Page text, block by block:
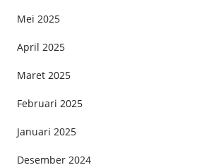
Mei 2025
April 2025
Maret 2025
Februari 2025
Januari 2025
Desember 2024